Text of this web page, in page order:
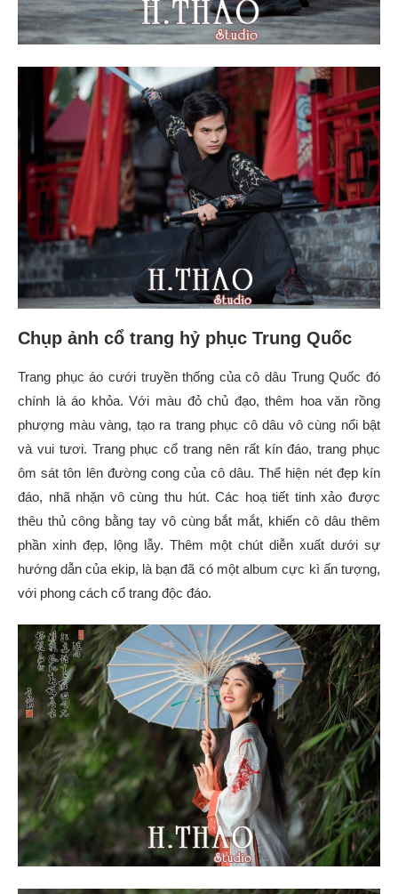
Chụp ảnh cổ trang hỷ phục Trung Quốc
Trang phục áo cưới truyền thống của cô dâu Trung Quốc đó
chính là áo khỏa. Với màu đỏ chủ đạo, thêm hoa văn rồng
phượng màu vàng, tạo ra trang phục cô dâu vô cùng nổi bật
và vui tươi. Trang phục cổ trang nên rất kín đáo, trang phục
ôm sát tôn lên đường cong của cô dâu. Thể hiện nét đẹp kín
đáo, nhã nhặn vô cùng thu hút. Các hoạ tiết tinh xảo được
thêu thủ công bằng tay vô cùng bắt mắt, khiến cô dâu thêm
phần xinh đẹp, lộng lẫy. Thêm một chút diễn xuất dưới sự
hướng dẫn của ekip, là bạn đã có một album cực kì ấn tượng,
với phong cách cổ trang độc đáo.